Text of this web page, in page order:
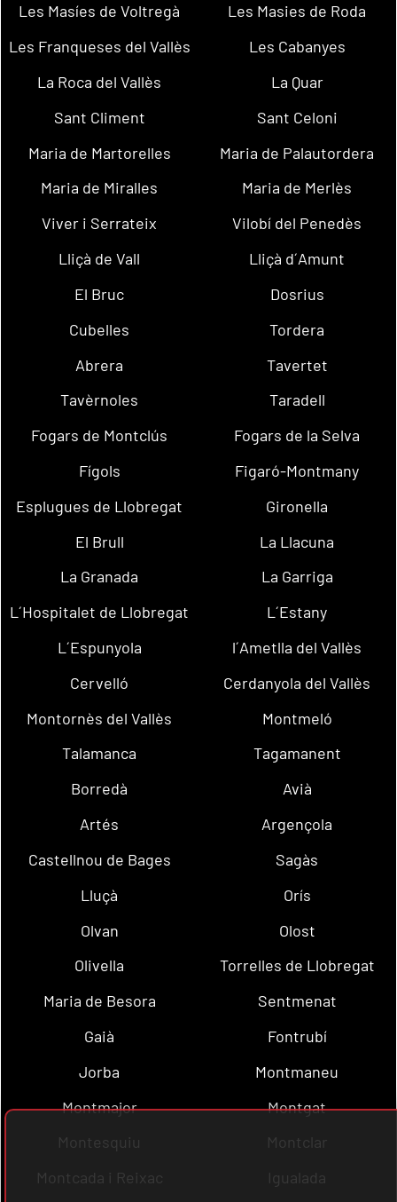
Les Masíes de Voltregà
Les Masies de Roda
Les Franqueses del Vallès
Les Cabanyes
La Roca del Vallès
La Quar
Sant Climent
Sant Celoni
Maria de Martorelles
Maria de Palautordera
Maria de Miralles
Maria de Merlès
Viver i Serrateix
Vilobí del Penedès
Lliçà de Vall
Lliçà d´Amunt
El Bruc
Dosrius
Cubelles
Tordera
Abrera
Tavertet
Tavèrnoles
Taradell
Fogars de Montclús
Fogars de la Selva
Fígols
Figaró-Montmany
Esplugues de Llobregat
Gironella
El Brull
La Llacuna
La Granada
La Garriga
L´Hospitalet de Llobregat
L´Estany
L´Espunyola
l´Ametlla del Vallès
Cervelló
Cerdanyola del Vallès
Montornès del Vallès
Montmeló
Talamanca
Tagamanent
Borredà
Avià
Artés
Argençola
Castellnou de Bages
Sagàs
Lluçà
Orís
Olvan
Olost
Olivella
Torrelles de Llobregat
Maria de Besora
Sentmenat
Gaià
Fontrubí
Jorba
Montmaneu
Montmajor
Montgat
Montesquiu
Montclar
Montcada i Reixac
Igualada